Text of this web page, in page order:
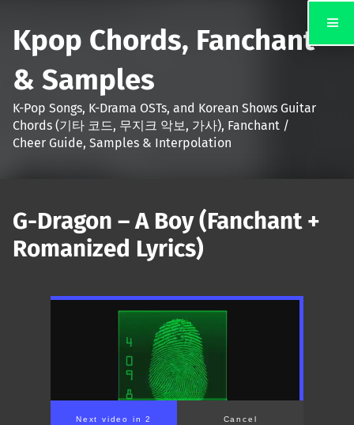
Kpop Chords, Fanchant
& Samples
K-Pop Songs, K-Drama OSTs, and Korean Shows Guitar
Chords (기타 코드, 무지크 악보, 가사), Fanchant /
Cheer Guide, Samples & Interpolation
G-Dragon – A Boy (Fanchant +
Romanized Lyrics)
Next video in 1 Cancel